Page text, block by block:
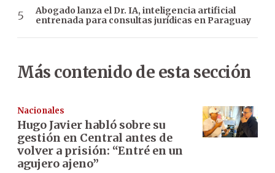
Abogado lanza el Dr. IA, inteligencia artificial
entrenada para consultas jurídicas en Paraguay
Más contenido de esta sección
Nacionales
Hugo Javier habló sobre su
gestión en Central antes de
volver a prisión: “Entré en un
agujero ajeno”